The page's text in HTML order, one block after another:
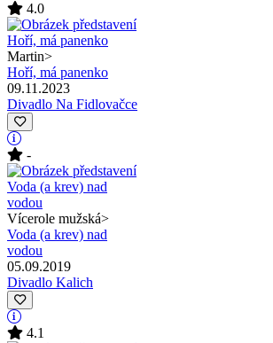
4.0
Martin>
Hoří, má panenko
09.11.2023
Divadlo Na Fidlovačce
-
Vícerole mužská>
Voda (a krev) nad
vodou
05.09.2019
Divadlo Kalich
4.1